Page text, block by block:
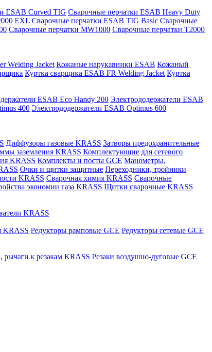
ESAB Curved TIG Сварочные перчатки ESAB Heavy Duty
EXL Сварочные перчатки ESAB TIG Basic Сварочные
Сварочные перчатки MW1000 Сварочные перчатки T2000
Welding Jacket Кожаные нарукавники ESAB Кожаный
Куртка сварщика ESAB FR Welding Jacket Куртка
ESAB Eco Handy 200 Электрододержатели ESAB
400 Электрододержатели ESAB Optimus 600
Диффузоры газовые KRASS Затворы предохранительные
заземления KRASS Комплектующие для сетевого
KRASS Комплекты и посты GCE Манометры,
Очки и щитки защитные Переходники, тройники
KRASS Сварочная химия KRASS Сварочные
экономии газа KRASS Щитки сварочные KRASS
KRASS
KRASS Редукторы рамповые GCE Редукторы сетевые GCE
к резакам KRASS Резаки воздушно-дуговые GCE